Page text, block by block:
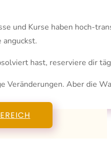
und Kurse haben hoch-
anguckst.
hast, reserviere dir
Veränderungen. Aber die